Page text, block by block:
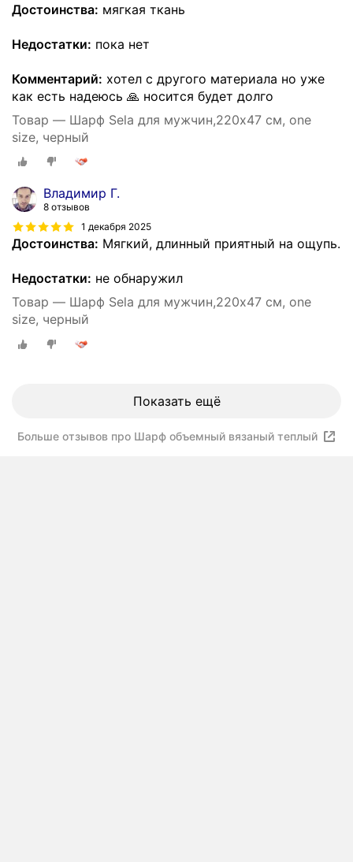
Достоинства: мягкая ткань
Недостатки: пока нет
Комментарий: хотел с другого материала но уже
как есть надеюсь 🙏 носится будет долго
Товар — Шарф Sela для мужчин,220х47 см, one
size, черный
Владимир Г.
8 отзывов
1 декабря 2025
Достоинства: Мягкий, длинный приятный на ощупь.
Недостатки: не обнаружил
Товар — Шарф Sela для мужчин,220х47 см, one
size, черный
Показать ещё
Больше отзывов про Шарф объемный вязаный теплый